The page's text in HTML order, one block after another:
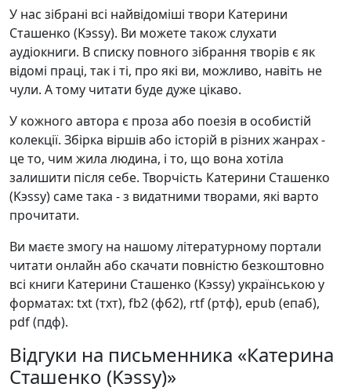
У нас зібрані всі найвідоміші твори Катерини
Сташенко (Kэssy). Ви можете також слухати
аудіокниги. В списку повного зібрання творів є як
відомі праці, так і ті, про які ви, можливо, навіть не
чули. А тому читати буде дуже цікаво.
У кожного автора є проза або поезія в особистій
колекції. Збірка віршів або історій в різних жанрах -
це то, чим жила людина, і то, що вона хотіла
залишити після себе. Творчість Катерини Сташенко
(Kэssy) саме така - з видатними творами, які варто
прочитати.
Ви маєте змогу на нашому літературному портали
читати онлайн або скачати повністю безкоштовно
всі книги Катерини Сташенко (Kэssy) українською у
форматах: txt (тхт), fb2 (фб2), rtf (ртф), epub (епаб),
pdf (пдф).
Відгуки на письменника «Катерина
Сташенко (Kэssy)»